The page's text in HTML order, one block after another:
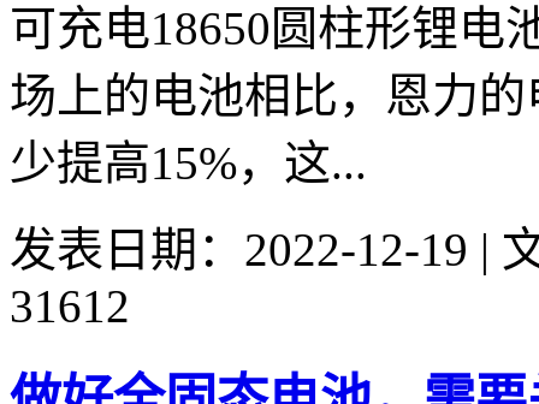
可充电18650圆柱形锂电
场上的电池相比，恩力
少提高15%，这...
发表日期：2022-12-19 |
31612